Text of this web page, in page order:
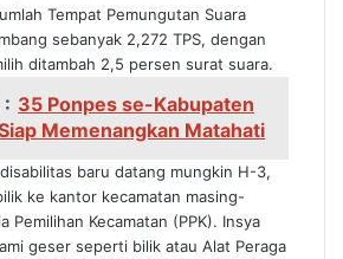
Tempat Pemungutan Suara
sebanyak 2,272 TPS, dengan
ditambah 2,5 persen surat suara.
: 35 Ponpes se-Kabupaten
Memenangkan Matahati
baru datang mungkin H-3,
ke kantor kecamatan masing-
Pemilihan Kecamatan (PPK). Insya
geser seperti bilik atau Alat Peraga